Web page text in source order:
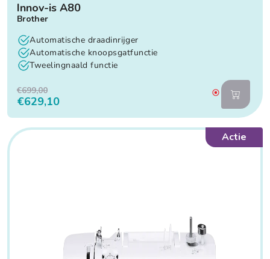
Innov-is A80
Brother
Automatische draadinrijger
Automatische knoopsgatfunctie
Tweelingnaald functie
€699,00
€629,10
Actie